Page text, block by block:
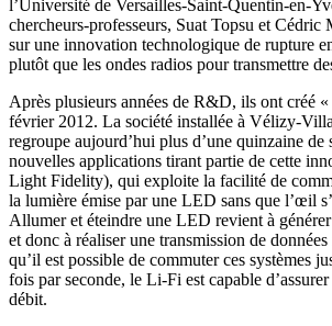
l’Université de Versailles-Saint-Quentin-en-
chercheurs-professeurs, Suat Topsu et Cédric
sur une innovation technologique de rupture
plutôt que les ondes radios pour transmettre
Après plusieurs années de R&D, ils ont créé
février 2012. La société installée à Vélizy-
regroupe aujourd’hui plus d’une quinzaine de
nouvelles applications tirant partie de cette
Light Fidelity), qui exploite la facilité de
la lumière émise par une LED sans que l’œil
Allumer et éteindre une LED revient à générer
et donc à réaliser une transmission de
qu’il est possible de commuter ces systèmes
fois par seconde, le Li-Fi est capable
débit.